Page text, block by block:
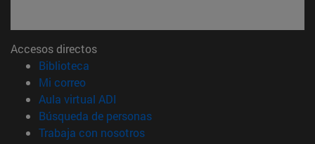
Accesos directos
Biblioteca
Mi correo(abre en nueva ventana)
Aula virtual ADI
Búsqueda de personas(abre en nueva ventana)
Trabaja con nosotros(abre en nueva ventana)